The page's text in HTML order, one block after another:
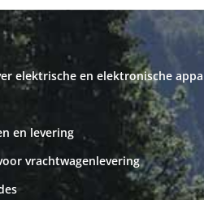
elektrische en elektronische
en levering
vrachtwagenlevering